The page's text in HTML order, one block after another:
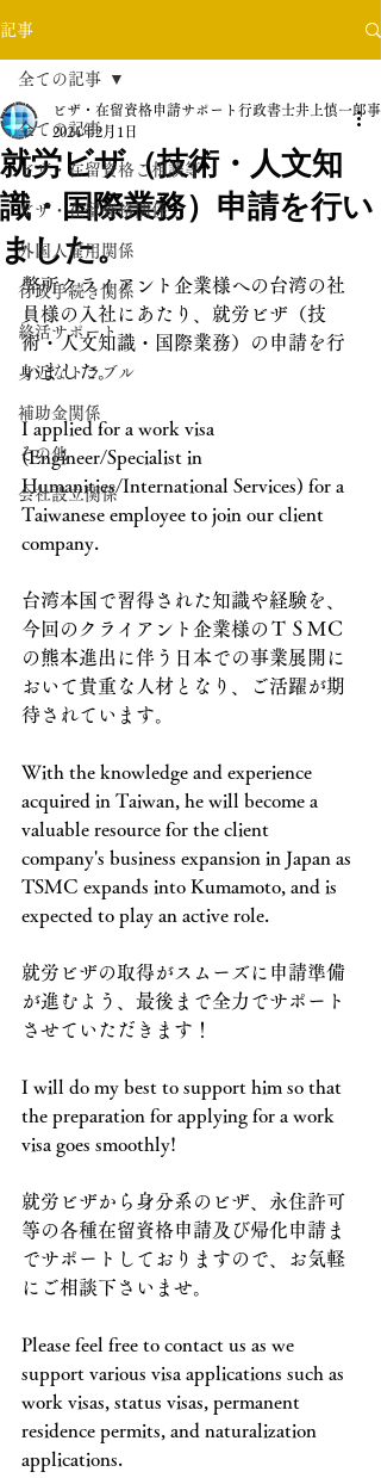
記事
全ての記事
ビザ・在留資格ご相談等
ビザ・在留資格関係
外国人雇用関係
行政手続き関係
終活サポート
身近なトラブル
補助金関係
その他
会社設立関係
全ての記事
就労ビザ（技術・人文知
識・国際業務）申請を行い
ました。
ビザ・在留資格申請サポート行政書士井上慎一郎事
2024年2月1日
弊所クライアント企業様への台湾の社
員様の入社にあたり、就労ビザ（技
術・人文知識・国際業務）の申請を行
いました。
I applied for a work visa
(Engineer/Specialist in
Humanities/International Services) for a
Taiwanese employee to join our client
company.
台湾本国で習得された知識や経験を、
今回のクライアント企業様のＴＳＭＣ
の熊本進出に伴う日本での事業展開に
おいて貴重な人材となり、ご活躍が期
待されています。
With the knowledge and experience
acquired in Taiwan, he will become a
valuable resource for the client
company's business expansion in Japan as
TSMC expands into Kumamoto, and is
expected to play an active role.
就労ビザの取得がスムーズに申請準備
が進むよう、最後まで全力でサポート
させていただきます！
I will do my best to support him so that
the preparation for applying for a work
visa goes smoothly!
就労ビザから身分系のビザ、永住許可
等の各種在留資格申請及び帰化申請ま
でサポートしておりますので、お気軽
にご相談下さいませ。
Please feel free to contact us as we
support various visa applications such as
work visas, status visas, permanent
residence permits, and naturalization
applications.